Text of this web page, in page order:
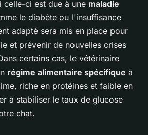
celle-ci est due à une maladie
le diabète ou l'insuffisance
adapté sera mis en place pour
et prévenir de nouvelles crises
certains cas, le vétérinaire
régime alimentaire spécifique à
riche en protéines et faible en
à stabiliser le taux de glucose
chat.